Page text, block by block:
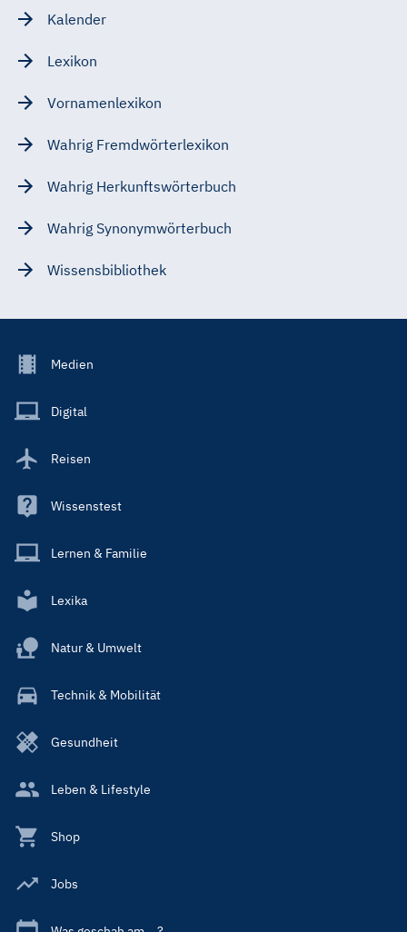
Kalender
Lexikon
Vornamenlexikon
Wahrig Fremdwörterlexikon
Wahrig Herkunftswörterbuch
Wahrig Synonymwörterbuch
Wissensbibliothek
Footer
Main
Medien
Digital
Reisen
Wissenstest
Lernen & Familie
Lexika
Natur & Umwelt
Technik & Mobilität
Gesundheit
Leben & Lifestyle
Shop
Jobs